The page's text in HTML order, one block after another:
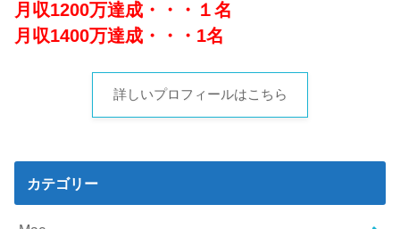
月収1200万達成・・・１名
月収1400万達成・・・1名
詳しいプロフィールはこちら
カテゴリー